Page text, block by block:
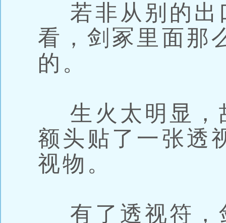
若非从别的出
看，剑冢里面那
的。
生火太明显，
额头贴了一张透
视物。
有了透视符，